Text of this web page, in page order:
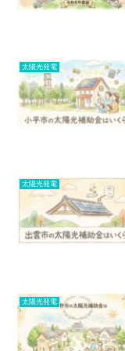
太陽光発電
太陽光発電
太陽光発電